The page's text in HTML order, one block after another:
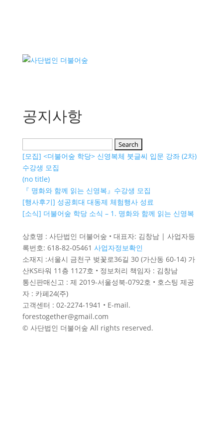
공지사항
for:
[모집] <더불어숲 학당> 신영복체 붓글씨 입문 강좌 (2차)
수강생 모집
(no title)
​『 명화와 함께 읽는 신영복』수강생 모집
[행사후기] 성공회대 대동제 체험행사 성료
[소식] 더불어숲 학당 소식 – 1. 명화와 함께 읽는 신영복
상호명 : 사단법인 더불어숲 • 대표자: 김창남 | 사업자등
록번호: 618-82-05461 사업자정보확인
소재지 :서울시 금천구 벚꽃로36길 30 (가산동 60-14) 가
산KS타워 11층 1127호 • 정보처리 책임자 : 김창남
통신판매신고 : 제 2019-서울성북-0792호 • 호스팅 제공
자 : 카페24(주)
고객센터 : 02-2274-1941 • E-mail.
forestogether@gmail.com
© 사단법인 더불어숲 All rights reserved.